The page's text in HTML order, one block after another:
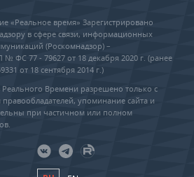
«Реальное время» Зарегистрировано
в сфере связи, информационных
(Роскомнадзор) –
ФС 77 - 79627 от 18 декабря 2020 г. (ранее
от 18 сентября 2014 г.)
Времени разрешено только с
правообладателей, упоминание сайта и
при частичном или полном